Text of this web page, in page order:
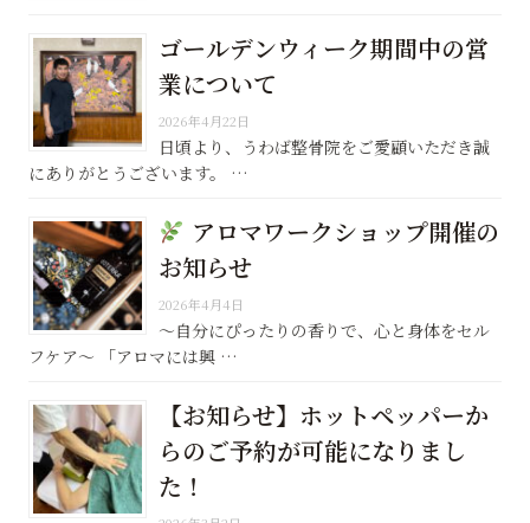
ゴールデンウィーク期間中の営
業について
2026年4月22日
日頃より、うわば整骨院をご愛顧いただき誠
にありがとうございます。 …
アロマワークショップ開催の
お知らせ
2026年4月4日
〜自分にぴったりの香りで、心と身体をセル
フケア〜 「アロマには興 …
【お知らせ】ホットペッパーか
らのご予約が可能になりまし
た！